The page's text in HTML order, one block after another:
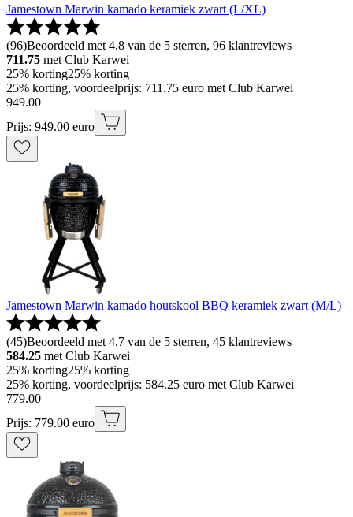
Jamestown Marwin kamado keramiek zwart (L/XL)
(96)Beoordeeld met 4.8 van de 5 sterren, 96 klantreviews
711.75 met Club Karwei
25% korting25% korting
25% korting, voordeelprijs: 711.75 euro met Club Karwei
949.00
Prijs: 949.00 euro
Jamestown Marwin kamado houtskool BBQ keramiek zwart (M/L)
(45)Beoordeeld met 4.7 van de 5 sterren, 45 klantreviews
584.25 met Club Karwei
25% korting25% korting
25% korting, voordeelprijs: 584.25 euro met Club Karwei
779.00
Prijs: 779.00 euro